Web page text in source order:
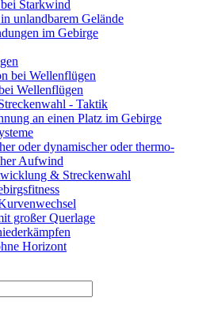
Starkwind
unlandbarem Gelände
im Gebirge
bei Wellenflügen
Wellenflügen
- Taktik
an einen Platz im Gebirge
oder dynamischer oder thermo-
Aufwind
& Streckenwahl
großer Querlage
Horizont